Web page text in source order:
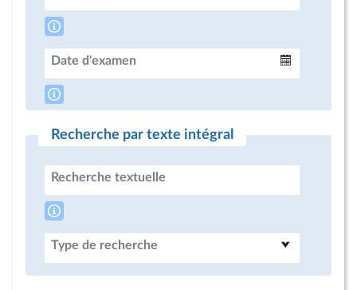
Date d'examen
Recherche par texte intégral
Recherche textuelle
Type de recherche